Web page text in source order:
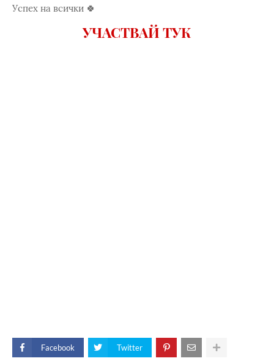
Успех на всички 🍀
УЧАСТВАЙ ТУК
Facebook Twitter